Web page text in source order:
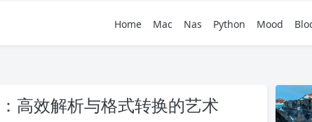
Home Mac Nas Python Mood
高效解析与格式转换的艺术